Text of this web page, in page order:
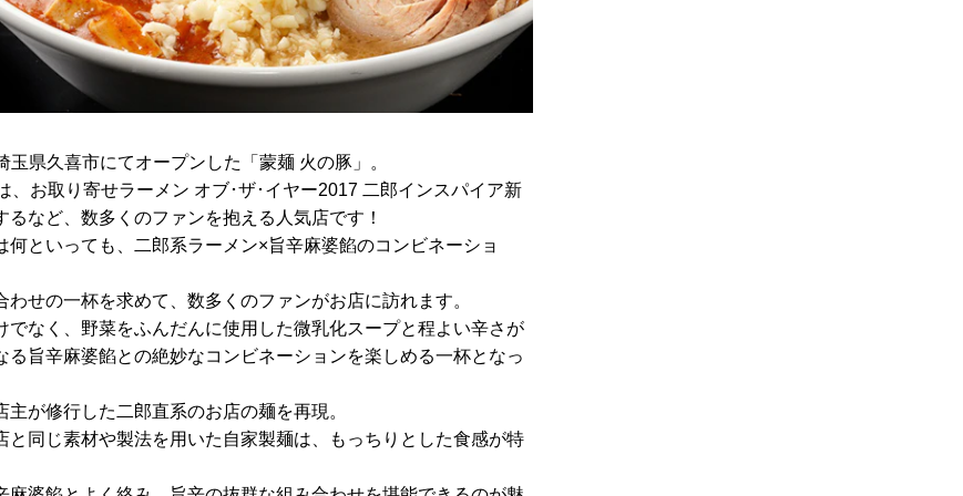
玉県久喜市にてオープンした「蒙麺 火の豚」。
、お取り寄せラーメン オブ･ザ･イヤー2017 二郎インスパイア新
るなど、数多くのファンを抱える人気店です！
何といっても、二郎系ラーメン×旨辛麻婆餡のコンビネーショ
わせの一杯を求めて、数多くのファンがお店に訪れます。
でなく、野菜をふんだんに使用した微乳化スープと程よい辛さが
る旨辛麻婆餡との絶妙なコンビネーションを楽しめる一杯となっ
主が修行した二郎直系のお店の麺を再現。
と同じ素材や製法を用いた自家製麺は、もっちりとした食感が特